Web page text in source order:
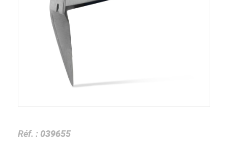
Réf. : 039655